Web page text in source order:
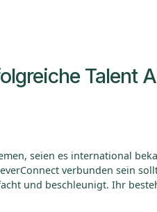
Talent
seien es international
verbunden sein
und beschleunigt. Ihr